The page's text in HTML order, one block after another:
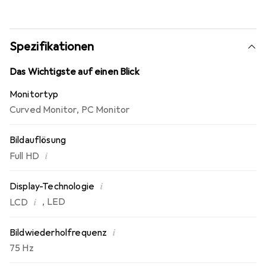
Spezifikationen
Das Wichtigste auf einen Blick
Monitortyp
Curved Monitor, PC Monitor
Bildauflösung
Full HD i
Display-Technologie i
LCD i , LED
Bildwiederholfrequenz i
75 Hz